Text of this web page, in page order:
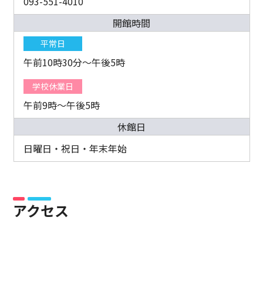
開館時間
平常日
午前10時30分～午後5時
学校休業日
午前9時～午後5時
休館日
日曜日・祝日・年末年始
アクセス